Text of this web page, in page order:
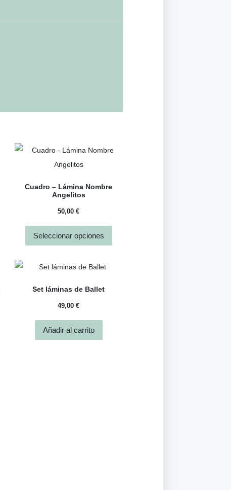
Cuadro – Lámina Nombre
Angelitos
50,00€
Seleccionar opciones
Set láminas de Ballet
49,00€
Añadir al carrito